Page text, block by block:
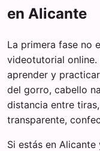
en Alicante
La primera fase no
videotutorial online.
aprender y
del gorro, cabello
distancia entre
transparente,
Si estás en